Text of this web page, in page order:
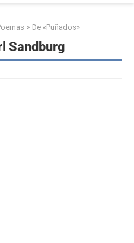
> De «Puñados»
Sandburg